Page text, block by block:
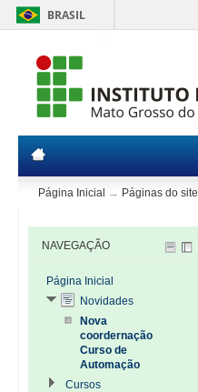
BRASIL
Página Inicial → Páginas do site
NAVEGAÇÃO
Página Inicial
Novidades
Nova
coordernação
Curso de
Automação
Cursos